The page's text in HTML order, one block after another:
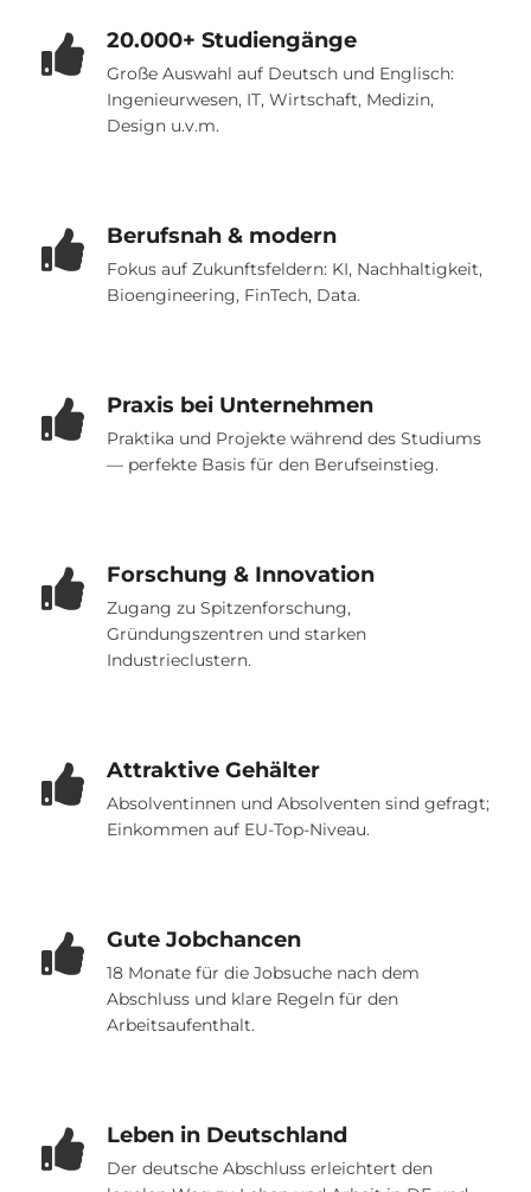
Unsere Studierenden werden
BERATUNG!
Belarus
Anderes Land
20.000+ Studiengänge
Große Auswahl auf Deutsch und Englisch:
Ingenieurwesen, IT, Wirtschaft, Medizin,
Design u.v.m.
Berufsnah & modern
Fokus auf Zukunftsfeldern: KI, Nachhaltigkeit,
Bioengineering, FinTech, Data.
Praxis bei Unternehmen
Praktika und Projekte während des Studiums
— perfekte Basis für den Berufseinstieg.
Forschung & Innovation
Zugang zu Spitzenforschung,
Gründungszentren und starken
Industrieclustern.
Attraktive Gehälter
Absolventinnen und Absolventen sind gefragt;
Einkommen auf EU-Top-Niveau.
Gute Jobchancen
18 Monate für die Jobsuche nach dem
Abschluss und klare Regeln für den
Arbeitsaufenthalt.
Leben in Deutschland
Der deutsche Abschluss erleichtert den